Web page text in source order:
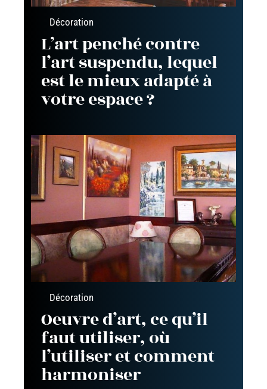
Décoration
L’art penché contre
l’art suspendu, lequel
est le mieux adapté à
votre espace ?
Décoration
Oeuvre d’art, ce qu’il
faut utiliser, où
l’utiliser et comment
harmoniser